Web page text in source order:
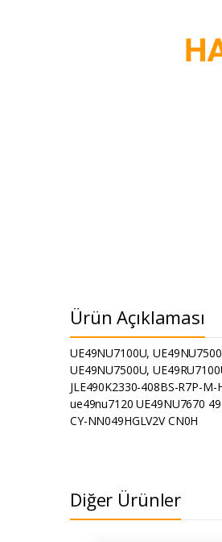
Ürün Açıklaması
UE49NU7100U,
UE49NU7500U,
JLE490K2330-408BS-R7P-
ue49nu7120 UE49NU7670
CY-NN049HGLV2V CN0H
Diğer Ürünler